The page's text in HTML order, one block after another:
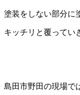
塗装をしない部分に
キッチリと覆ってい
島田市野田の現場で